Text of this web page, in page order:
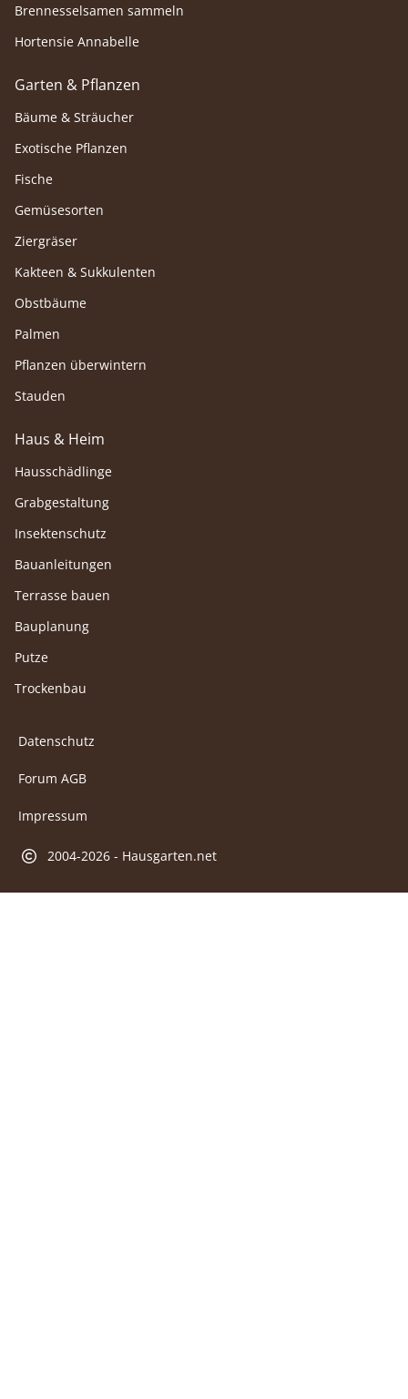
Brennesselsamen sammeln
Hortensie Annabelle
Garten & Pflanzen
Bäume & Sträucher
Exotische Pflanzen
Fische
Gemüsesorten
Ziergräser
Kakteen & Sukkulenten
Obstbäume
Palmen
Pflanzen überwintern
Stauden
Haus & Heim
Hausschädlinge
Grabgestaltung
Insektenschutz
Bauanleitungen
Terrasse bauen
Bauplanung
Putze
Trockenbau
Datenschutz
Forum AGB
Impressum
2004-2026 - Hausgarten.net